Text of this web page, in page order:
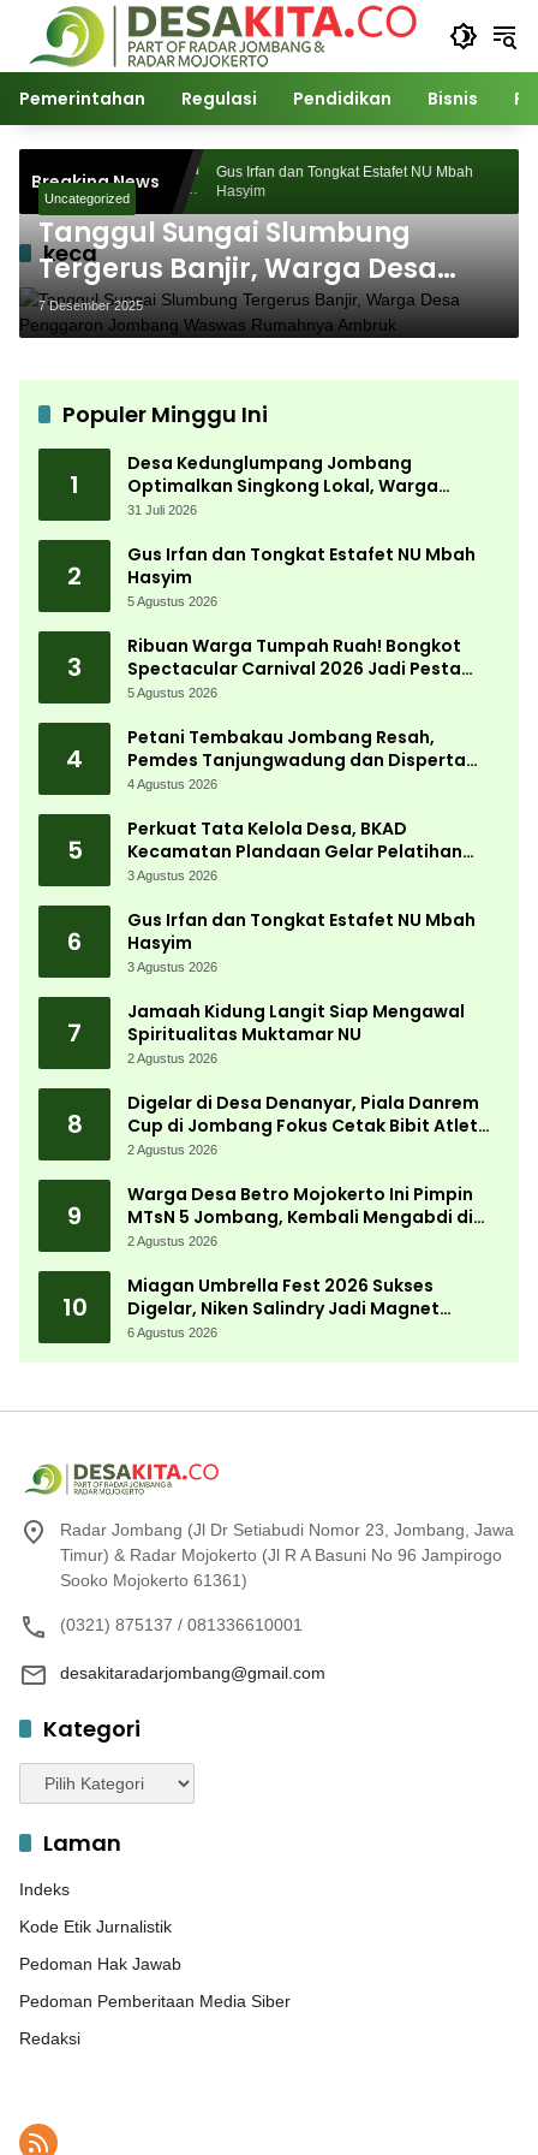
Langsung
konten
Pemerintahan Regulasi Pendidikan Bisnis
Breaking News
Digelar,
Gus Irfan dan Tongkat Estafet NU Mbah
Hasyim
keca
Uncategorized
Tanggul Sungai Slumbung
Tergerus Banjir, Warga Desa
Penggaron Jombang Waswas
Rumahnya Ambruk
7 Desember 2025
Populer Minggu Ini
1
Desa Kedunglumpang Jombang
Optimalkan Singkong Lokal, Warga
Diajari Produksi Tepung Mocaf
31 Juli 2026
2
Gus Irfan dan Tongkat Estafet NU Mbah
Hasyim
5 Agustus 2026
3
Ribuan Warga Tumpah Ruah! Bongkot
Spectacular Carnival 2026 Jadi Pesta
Kemerdekaan Terbesar di Peterongan
5 Agustus 2026
4
Petani Tembakau Jombang Resah,
Pemdes Tanjungwadung dan Disperta
Bergerak Cepat
4 Agustus 2026
5
Perkuat Tata Kelola Desa, BKAD
Kecamatan Plandaan Gelar Pelatihan
Aparatur Pemdes
3 Agustus 2026
6
Gus Irfan dan Tongkat Estafet NU Mbah
Hasyim
3 Agustus 2026
7
Jamaah Kidung Langit Siap Mengawal
Spiritualitas Muktamar NU
2 Agustus 2026
8
Digelar di Desa Denanyar, Piala Danrem
Cup di Jombang Fokus Cetak Bibit Atlet
Menembak Berprestasi
2 Agustus 2026
9
Warga Desa Betro Mojokerto Ini Pimpin
MTsN 5 Jombang, Kembali Mengabdi di
Almamater
2 Agustus 2026
10
Miagan Umbrella Fest 2026 Sukses
Digelar, Niken Salindry Jadi Magnet
Ribuan Pengunjung
6 Agustus 2026
Radar Jombang (Jl Dr Setiabudi Nomor 23, Jombang, Jawa
Timur) & Radar Mojokerto (Jl R A Basuni No 96 Jampirogo
Sooko Mojokerto 61361)
(0321) 875137 / 081336610001
desakitaradarjombang@gmail.com
Kategori
Kategori
Laman
Indeks
Kode Etik Jurnalistik
Pedoman Hak Jawab
Pedoman Pemberitaan Media Siber
Redaksi